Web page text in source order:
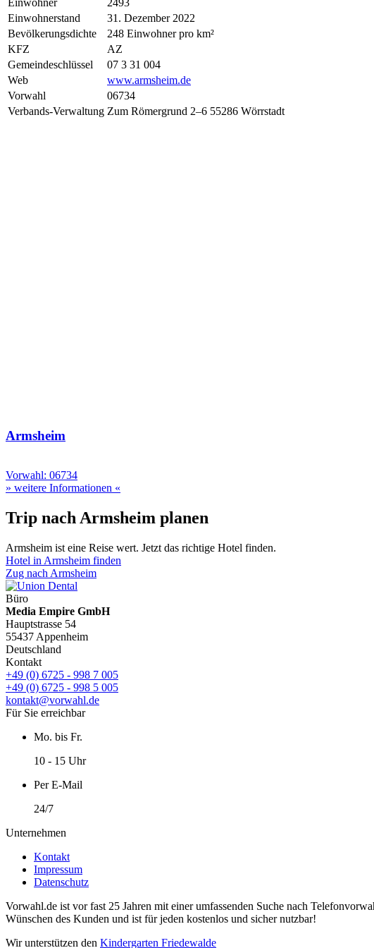
Einwohnerstand
31. Dezember 2022
Bevölkerungsdichte
248 Einwohner pro km²
KFZ
AZ
Gemeindeschlüssel
07 3 31 004
Web
www.armsheim.de
Vorwahl
06734
Verbands-Verwaltung Zum Römergrund 2–6 55286 Wörrstadt
Armsheim
Vorwahl: 06734
» weitere Informationen «
Trip nach Armsheim planen
Armsheim ist eine Reise wert. Jetzt das richtige Hotel finden.
Hotel in Armsheim finden
Zug nach Armsheim
Büro
Media Empire GmbH
Hauptstrasse 54
55437 Appenheim
Deutschland
Kontakt
+49 (0) 6725 - 998 7 005
+49 (0) 6725 - 998 5 005
kontakt@vorwahl.de
Für Sie erreichbar
Mo. bis Fr.
10 - 15 Uhr
Per E-Mail
24/7
Unternehmen
Kontakt
Impressum
Datenschutz
Vorwahl.de ist vor fast 25 Jahren mit einer umfassenden Suche nach
Wünschen des Kunden und ist für jeden kostenlos und sicher nutzbar!
Wir unterstützen den Kindergarten Friedewalde